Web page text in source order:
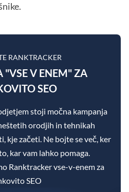
RANKTRACKER
"VSE V ENEM" ZA
SEO
stoji močna kampanja
orodjih in tehnikah
kje začeti. Ne bojte se več, ker
kar vam lahko pomaga.
Ranktracker vse-v-enem za
SEO